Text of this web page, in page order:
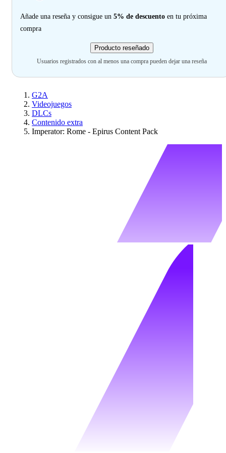
Añade una reseña y consigue un 5% de descuento en tu próxima
compra
Producto reseñado
Usuarios registrados con al menos una compra pueden dejar una reseña
G2A
Videojuegos
DLCs
Contenido extra
Imperator: Rome - Epirus Content Pack